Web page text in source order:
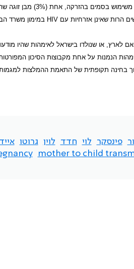
ממדינה אנדמית למחלה, שמונה (24.3%) נדבקו בנגיף
HIV במימון משרד
לארץ, או שנולדו בישראל לאימהות שהיו
הנמנות על אחת מקבוצות הסיכון
בחינה תקופתית של התאמת ההמלצות למגמות
פינסקר לוי חדד לוין גרוטו
mother to child